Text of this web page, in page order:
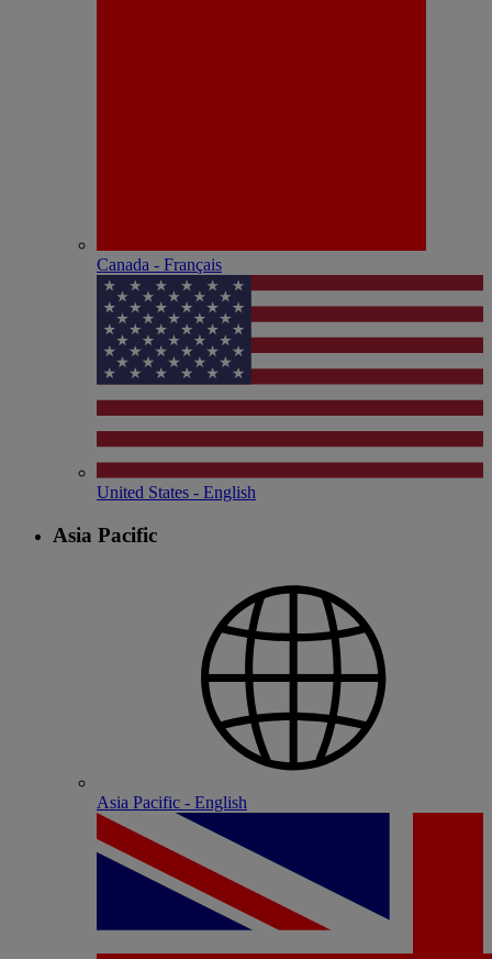
Canada - Français
United States - English
Asia Pacific
Asia Pacific - English